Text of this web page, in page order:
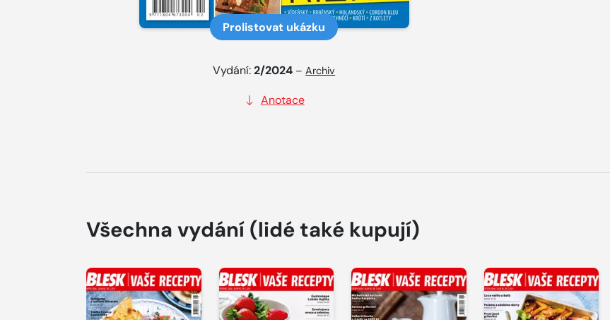
Prolistovat ukázku
Vydání:2/2024 –Archiv
Anotace
Všechna vydání (lidé také kupují)